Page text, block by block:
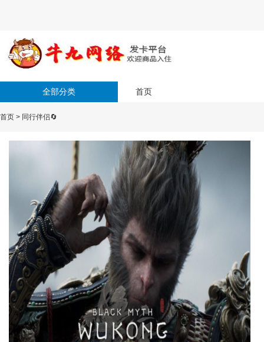
全部分类 首页
首页 > 同行伴侣🔄️